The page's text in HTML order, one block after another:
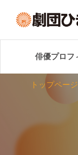
俳優プロフ
トップページ